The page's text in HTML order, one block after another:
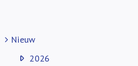
Nieuw
2026